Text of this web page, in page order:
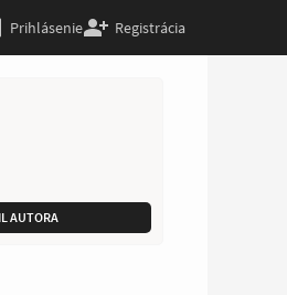
Prihlásenie Registrácia
AUTORA